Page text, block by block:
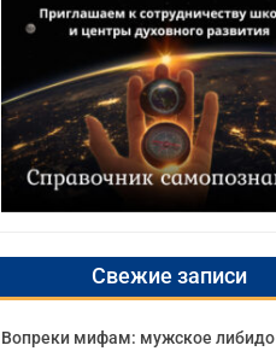
Свежие записи
Вопреки мифам: мужское либидо